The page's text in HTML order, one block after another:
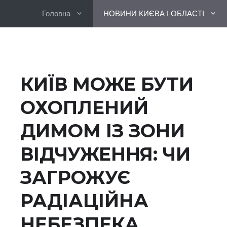
Головна НОВИНИ КИЄВА І ОБЛАСТІ
КИЇВ МОЖЕ БУТИ
ОХОПЛЕНИЙ
ДИМОМ ІЗ ЗОНИ
ВІДЧУЖЕННЯ: ЧИ
ЗАГРОЖУЄ
РАДІАЦІЙНА